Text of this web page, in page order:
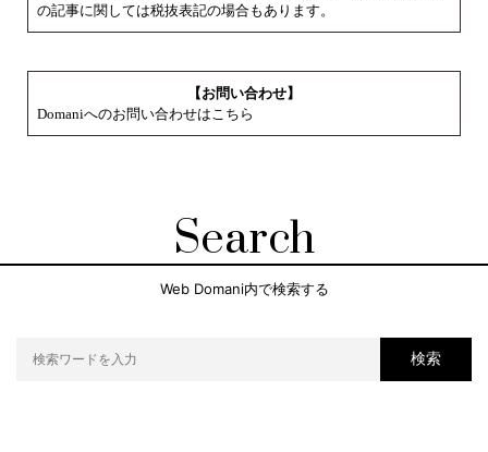
の記事に関しては税抜表記の場合もあります。
【お問い合わせ】
Domaniへのお問い合わせはこちら
Search
Web Domani内で検索する
検索